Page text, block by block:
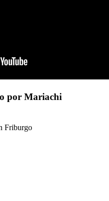
por Mariachi
Friburgo